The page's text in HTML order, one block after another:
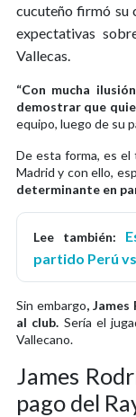
cucuteño firmó su
expectativas
Vallecas.
“Con mucha
demostrar que
equipo, luego de su
De esta forma, es el
Madrid y con ello,
determinante en
Lee también:
partido Perú
Sin embargo,
al club. Sería el
Vallecano.
James
pago del